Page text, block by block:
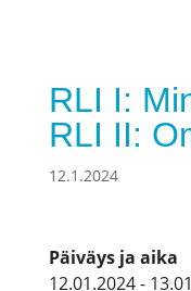
RLI I:
RLI II:
12.1.2024
Päiväys ja aika
12.01.2024 -